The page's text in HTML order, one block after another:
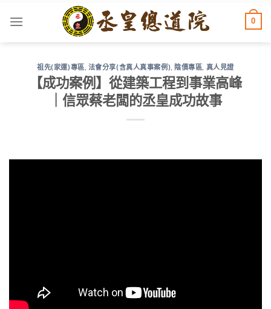
0
祖先(家運)專區 法會分享(含真人真事案例) 陰債專區 真人見證
【成功案例】從建築工程到事業高峰
｜信眾蔡老闆的丞皇成功故事